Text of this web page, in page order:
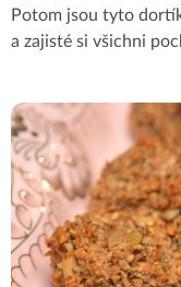
Potom jsou tyto
a zajisté si všichni